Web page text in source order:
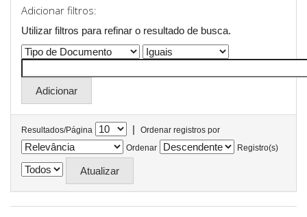
Adicionar filtros:
Utilizar filtros para refinar o resultado de busca.
Resultados/Página |
Ordenar registros por
Ordenar
Registro(s)